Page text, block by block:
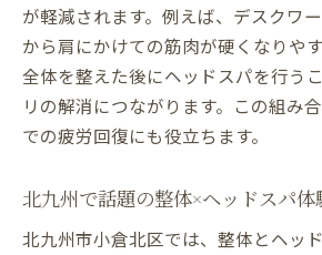
が軽減されます。例えば、デスクワ
から肩にかけての筋肉が硬くなりや
全体を整えた後にヘッドスパを行う
リの解消につながります。この組み
での疲労回復にも役立ちます。
北九州で話題の整体×ヘッドスパ体
北九州市小倉北区では、整体とヘッ